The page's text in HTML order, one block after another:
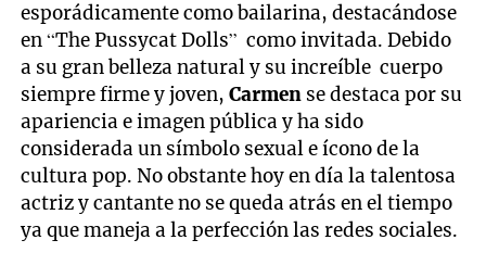
esporádicamente como bailarina, destacándose
en “The Pussycat Dolls” como invitada. Debido
a su gran belleza natural y su increíble cuerpo
siempre firme y joven,Carmen se destaca por su
apariencia e imagen pública y ha sido
considerada un símbolo sexual e ícono de la
cultura pop. No obstante hoy en día la talentosa
actriz y cantante no se queda atrás en el tiempo
ya que maneja a la perfección las redes sociales.